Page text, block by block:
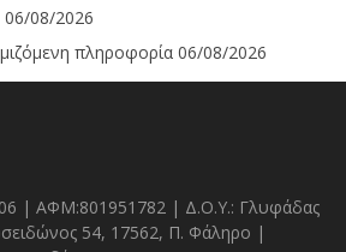
06/08/2026
πληροφορία 06/08/2026
| ΑΦΜ:801951782 | Δ.Ο.Υ.: Γλυφάδας
54, 17562, Π. Φάληρο |